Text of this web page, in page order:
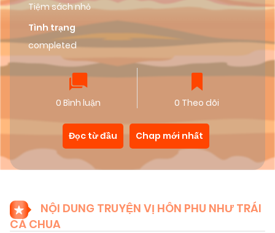
Tiệm sách nhỏ
Tình trạng
completed
0 Bình luận 0 Theo dõi
Đọc từ đầu Chap mới nhất
NỘI DUNG TRUYỆN VỊ HÔN PHU NHƯ TRÁI
CÀ CHUA